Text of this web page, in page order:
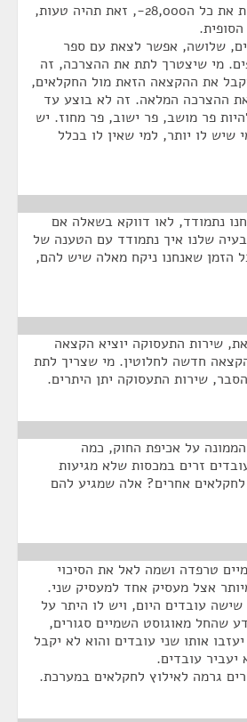
מסויימת בצד, לא למצות את כל ה28,000-, זאת תהיה טעות,
שלושה, אפשר לצאת עם ספר
מי שיצטרך לתת את ההצרכה, זה
את ההקצאה הזאת מול החקלאים,
ההצרכה המלאה. זה לא בוצע עד
פר מושב, פר ישוב, פר מחוז. יש
שיש לו יותר, למי שאין לו בכלל
נתמודד, לאו דווקא בשאלה אם
שלנו איך נתמודד עם הטענה של
הזמן שאנחנו ניקח מאלה שיש להם,
שירות התעסוקה יוציא הקצאה
חדשה לחלוטין. מי שצריך לתת
שירות התעסוקה יתן היתרים.
על אכיפת החוק, כמה
זרים במכסות שלא מגיעות
אחרים? אלה שמגיע להם
טרפדה ושמה לאל את הסיכוי
אצל מעסיק אחד למעסיק שני.
עובדים היום, ויש לו היתר על
שהחל מאוגוסט השמיים סגורים,
אותו שני עובדים והוא לא יקבל
עובדים.
גרמה לאילוץ לחקלאים במערכת.